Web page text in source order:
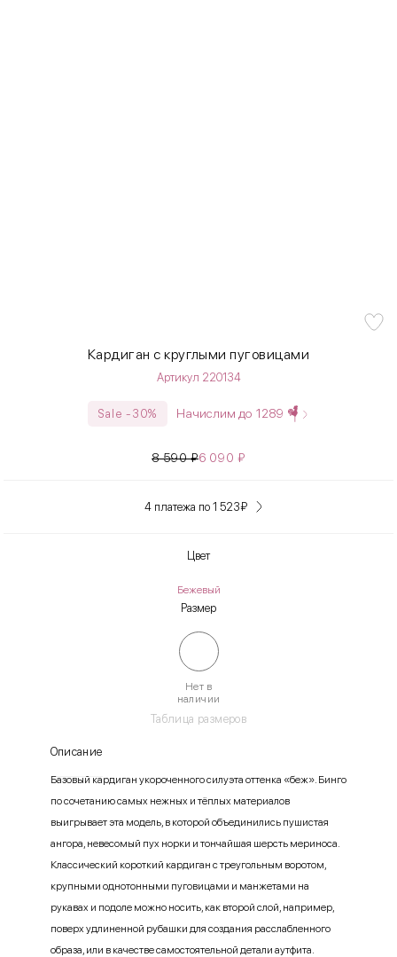
Кардиган с круглыми пуговицами
Артикул 220134
Sale -30% Начислим до 1289
8 590₽6 090₽
4 платежа по 1 523₽
Цвет
Бежевый
Размер
Таблица размеров
Нет в
наличии
Описание
Базовый кардиган укороченного силуэта оттенка «беж». Бинго
по сочетанию самых нежных и тёплых материалов
выигрывает эта модель, в которой объединились пушистая
ангора, невесомый пух норки и тончайшая шерсть мериноса.
Классический короткий кардиган с треугольным воротом,
крупными однотонными пуговицами и манжетами на
рукавах и подоле можно носить, как второй слой, например,
поверх удлиненной рубашки для создания расслабленного
образа, или в качестве самостоятельной детали аутфита.